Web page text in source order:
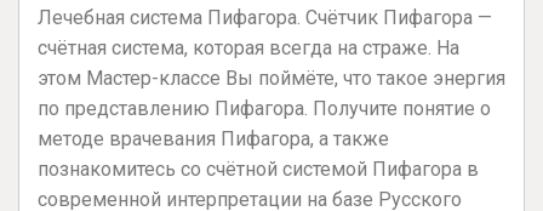
Лечебная система Пифагора. Счётчик Пифагора —
счётная система, которая всегда на страже. На
этом Мастер-классе Вы поймёте, что такое энергия
по представлению Пифагора. Получите понятие о
методе врачевания Пифагора, а также
познакомитесь со счётной системой Пифагора в
современной интерпретации на базе Русского